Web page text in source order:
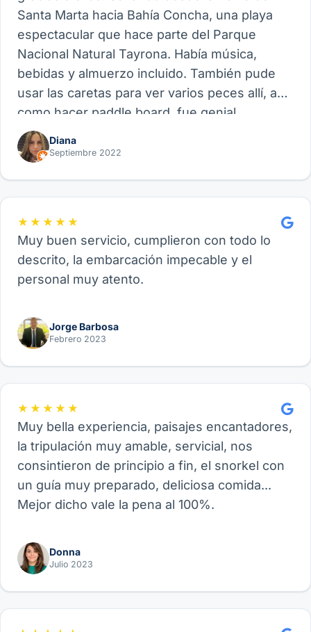
Santa Marta hacia Bahía Concha, una playa
espectacular que hace parte del Parque
Nacional Natural Tayrona. Había música,
bebidas y almuerzo incluido. También pude
usar las caretas para ver varios peces allí, así
como hacer paddle board, fue genial.
Recomiendo este proveedor y su experiencia
de Velero, funcional para amigos, parejas o
Diana
Septiembre 2022
★★★★★
Muy buen servicio, cumplieron con todo lo
descrito, la embarcación impecable y el
personal muy atento.
Jorge Barbosa
Febrero 2023
★★★★★
Muy bella experiencia, paisajes encantadores,
la tripulación muy amable, servicial, nos
consintieron de principio a fin, el snorkel con
un guía muy preparado, deliciosa comida...
Mejor dicho vale la pena al 100%.
Donna
Julio 2023